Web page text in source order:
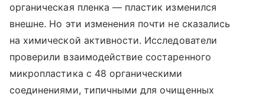
органическая пленка — пластик изменился
внешне. Но эти изменения почти не сказались
на химической активности. Исследователи
проверили взаимодействие состаренного
микропластика с 48 органическими
соединениями, типичными для очищенных